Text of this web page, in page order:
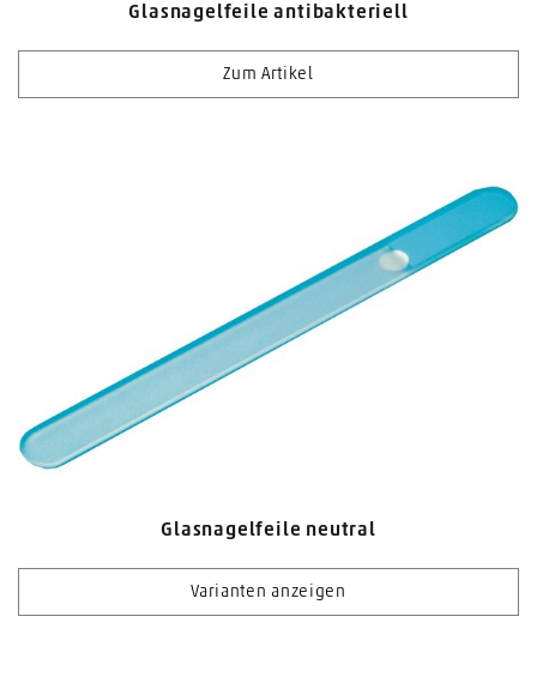
Glasnagelfeile antibakteriell
Zum Artikel
Glasnagelfeile neutral
Varianten anzeigen